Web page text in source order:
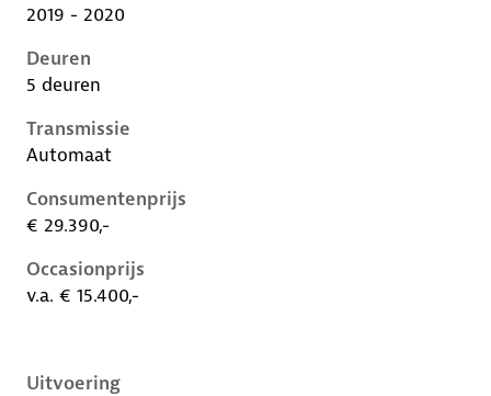
2019 - 2020
Deuren
5 deuren
Transmissie
Automaat
Consumentenprijs
€ 29.390,-
Occasionprijs
v.a. € 15.400,-
Uitvoering